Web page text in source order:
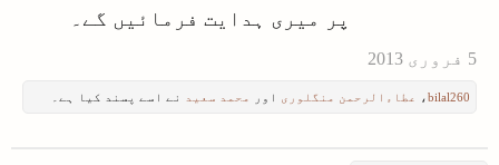
پر میری ہدایت فرمائیں گے۔
bilal260، عطاءالرحمن منگلوری اور محمد سعید نے اسے پسند کیا ہے۔